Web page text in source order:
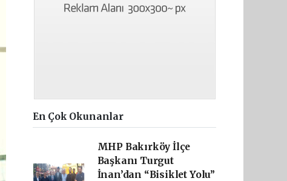
En Çok Okunanlar
MHP Bakırköy İlçe
Başkanı Turgut
İnan’dan “Bisiklet Yolu”